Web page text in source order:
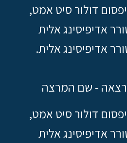
דולור סיט אמט,
אדיפיסינג אלית
אדיפיסינג אלית.
- שם המרצה
דולור סיט אמט,
אדיפיסינג אלית